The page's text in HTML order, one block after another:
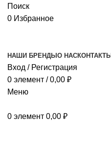
Поиск
0 Избранное
НАШИ БРЕНДЫ О НАСКОНТАКТЫ
Вход / Регистрация
0 элемент / 0,00 ₽
Меню
0 элемент 0,00 ₽